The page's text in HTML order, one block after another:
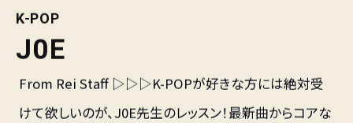
K-POP
J0E
From Rei Staff ▷▷▷K-POPが好きな方には絶対受
けて欲しいのが、J0E先生のレッスン！最新曲からコアな